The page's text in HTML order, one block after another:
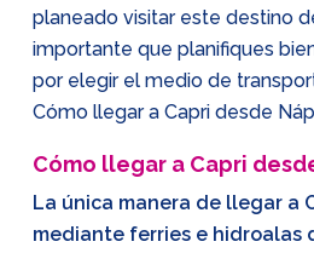
planeado visitar este destino
importante que planifiques
por elegir el medio de
Cómo llegar a Capri desde
Cómo llegar a Capri
La única manera de llegar a
mediante ferries e hidroalas